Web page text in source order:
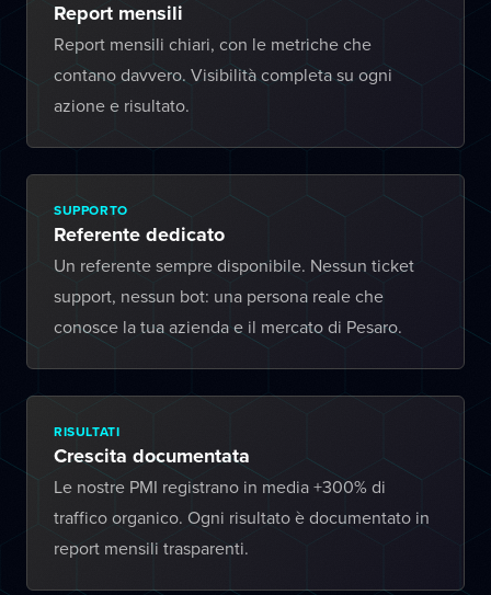
Report mensili
Report mensili chiari, con le metriche che
contano davvero. Visibilità completa su ogni
azione e risultato.
SUPPORTO
Referente dedicato
Un referente sempre disponibile. Nessun ticket
support, nessun bot: una persona reale che
conosce la tua azienda e il mercato di Pesaro.
RISULTATI
Crescita documentata
Le nostre PMI registrano in media +300% di
traffico organico. Ogni risultato è documentato in
report mensili trasparenti.